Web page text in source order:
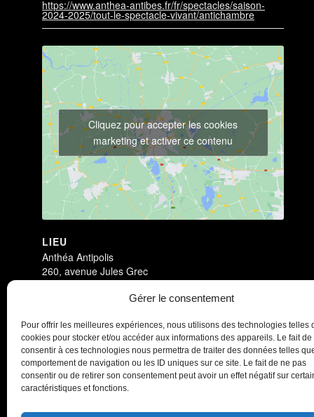
Gérer le consentement
Pour offrir les meilleures expériences, nous utilisons des technologies telles
cookies pour stocker et/ou accéder aux informations des appareils. Le fait de
consentir à ces technologies nous permettra de traiter des données telles
comportement de navigation ou les ID uniques sur ce site. Le fait de ne pas
consentir ou de retirer son consentement peut avoir un effet négatif sur
caractéristiques et fonctions.
https://www.anthea-antibes.fr/fr/spectacles/saison-
2024-2025/tout-le-spectacle-vivant/antichambre
LIEU
Anthéa Antipolis
260, avenue Jules Grec
Cliquez pour accepter les cookies
marketing et activer ce contenu
Antichambre Antichambre